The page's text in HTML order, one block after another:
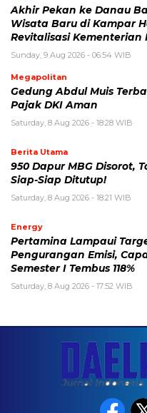
Akhir Pekan ke Danau
Wisata Baru di Kampar
Revitalisasi Kementerian
Sunday, 9 Aug 2026 - 06:54 WIB
Megapolitan
Gedung Abdul Muis
Pajak DKI Aman
Saturday, 8 Aug 2026 - 18:28 WIB
Berita Utama
950 Dapur MBG Disorot,
Siap-Siap Ditutup!
Saturday, 8 Aug 2026 - 18:21 WIB
Energy
Pertamina Lampaui
Pengurangan Emisi,
Semester I Tembus 118%
Saturday, 8 Aug 2026 - 17:52 WIB